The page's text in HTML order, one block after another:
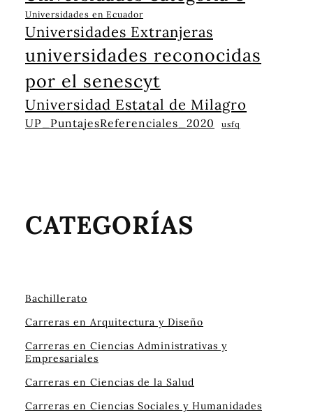
Universidades en Ecuador
Universidades Extranjeras
universidades reconocidas
por el senescyt
Universidad Estatal de Milagro
UP_PuntajesReferenciales_2020 usfq
CATEGORÍAS
Bachillerato
Carreras en Arquitectura y Diseño
Carreras en Ciencias Administrativas y
Empresariales
Carreras en Ciencias de la Salud
Carreras en Ciencias Sociales y Humanidades